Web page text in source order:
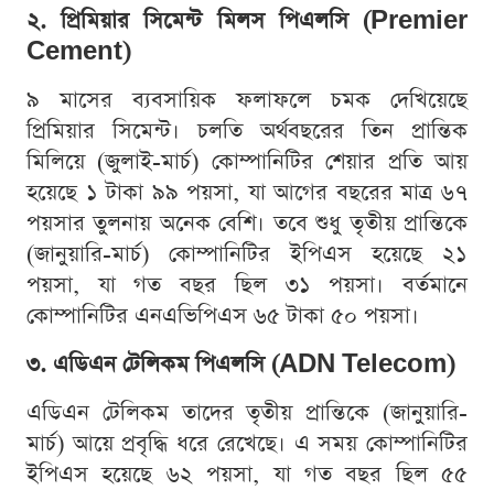
২. প্রিমিয়ার সিমেন্ট মিলস পিএলসি (Premier
Cement)
৯ মাসের ব্যবসায়িক ফলাফলে চমক দেখিয়েছে
প্রিমিয়ার সিমেন্ট। চলতি অর্থবছরের তিন প্রান্তিক
মিলিয়ে (জুলাই-মার্চ) কোম্পানিটির শেয়ার প্রতি আয়
হয়েছে ১ টাকা ৯৯ পয়সা, যা আগের বছরের মাত্র ৬৭
পয়সার তুলনায় অনেক বেশি। তবে শুধু তৃতীয় প্রান্তিকে
(জানুয়ারি-মার্চ) কোম্পানিটির ইপিএস হয়েছে ২১
পয়সা, যা গত বছর ছিল ৩১ পয়সা। বর্তমানে
কোম্পানিটির এনএভিপিএস ৬৫ টাকা ৫০ পয়সা।
৩. এডিএন টেলিকম পিএলসি (ADN Telecom)
এডিএন টেলিকম তাদের তৃতীয় প্রান্তিকে (জানুয়ারি-
মার্চ) আয়ে প্রবৃদ্ধি ধরে রেখেছে। এ সময় কোম্পানিটির
ইপিএস হয়েছে ৬২ পয়সা, যা গত বছর ছিল ৫৫